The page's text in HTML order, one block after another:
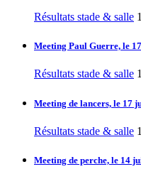
Résultats stade & salle
Meeting Paul Guerre, le
Résultats stade & salle
Meeting de lancers, le 17
Résultats stade & salle
Meeting de perche, le 14